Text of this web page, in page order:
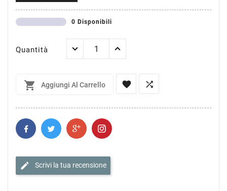
0 Disponibili
Quantità
 Aggiungi Al Carrello  
edit Scrivi la tua recensione